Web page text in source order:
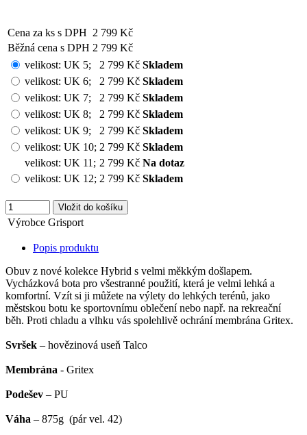
Cena za ks s DPH 2 799 Kč
Běžná cena s DPH 2 799 Kč
velikost: UK 5; 2 799 Kč Skladem
velikost: UK 6; 2 799 Kč Skladem
velikost: UK 7; 2 799 Kč Skladem
velikost: UK 8; 2 799 Kč Skladem
velikost: UK 9; 2 799 Kč Skladem
velikost: UK 10; 2 799 Kč Skladem
velikost: UK 11 ; 2 799 Kč Na dotaz
velikost: UK 12; 2 799 Kč Skladem
Výrobce Grisport
Popis produktu
Obuv z nové kolekce Hybrid s velmi měkkým došlapem.
Vycházková bota pro všestranné použití, která je velmi lehká a
komfortní. Vzít si ji můžete na výlety do lehkých terénů, jako
městskou botu ke sportovnímu oblečení nebo např. na rekreační
běh. Proti chladu a vlhku vás spolehlivě ochrání membrána Gritex.
Svršek – hovězinová useň Talco
Membrána - Gritex
Podešev – PU
Váha – 875g (pár vel. 42)